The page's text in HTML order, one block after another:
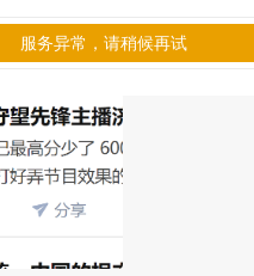
服务异常，请稍候再试